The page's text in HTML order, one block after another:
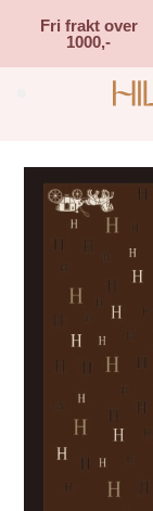
Fri frakt over
1000,-
Search (⌘K)